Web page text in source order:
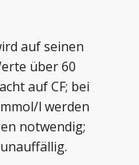
auf seinen
über 60
auf CF; bei
l werden
notwendig;